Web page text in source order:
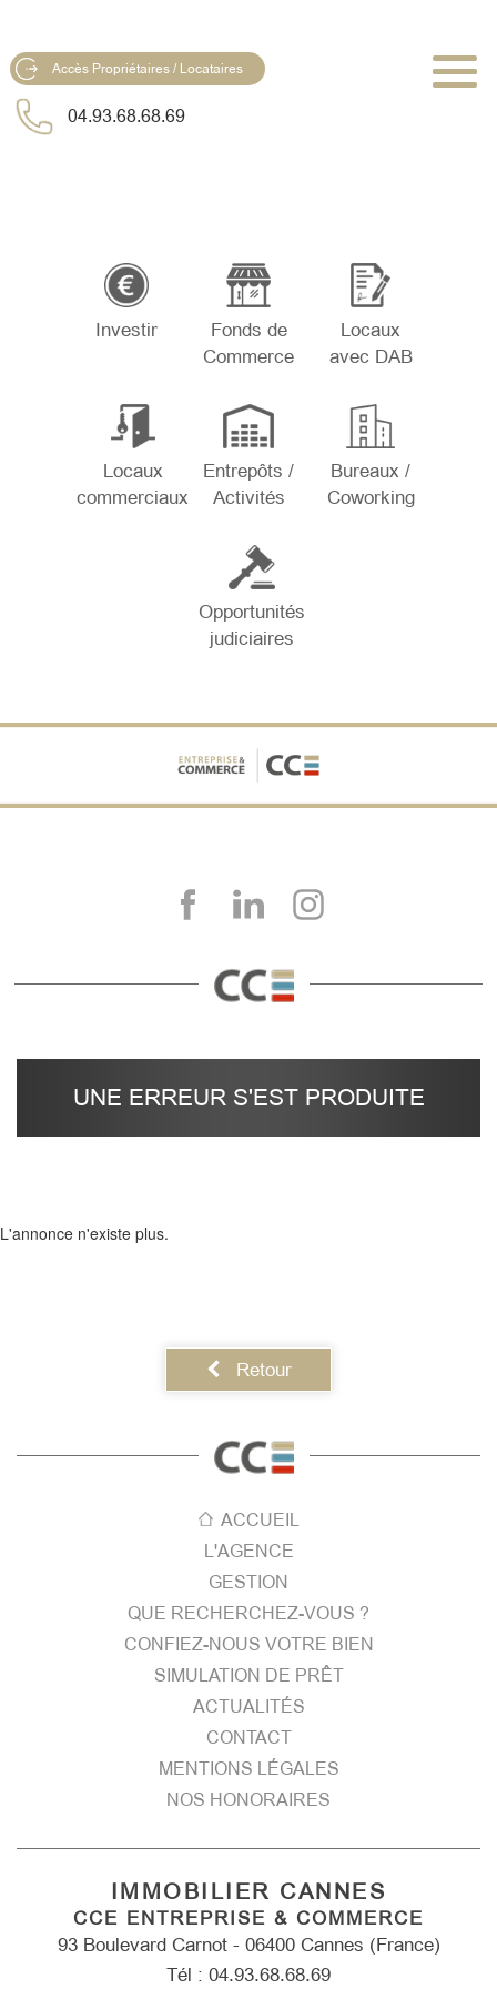
Accès Propriétaires / Locataires
04.93.68.68.69
Investir
Fonds de
Commerce
Locaux
avec DAB
Locaux
commerciaux
Entrepôts /
Activités
Bureaux /
Coworking
Opportunités
judiciaires
UNE ERREUR S'EST PRODUITE
L'annonce n'existe plus.
Retour
ACCUEIL
L'AGENCE
GESTION
QUE RECHERCHEZ-VOUS ?
CONFIEZ-NOUS VOTRE BIEN
SIMULATION DE PRÊT
ACTUALITÉS
CONTACT
MENTIONS LÉGALES
NOS HONORAIRES
IMMOBILIER CANNES
CCE ENTREPRISE & COMMERCE
93 Boulevard Carnot - 06400 Cannes (France)
Tél : 04.93.68.68.69